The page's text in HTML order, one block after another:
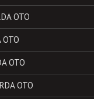
OTO
OTO
OTO
OTO